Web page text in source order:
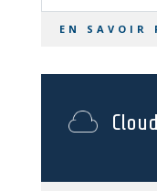
EN SAVOIR